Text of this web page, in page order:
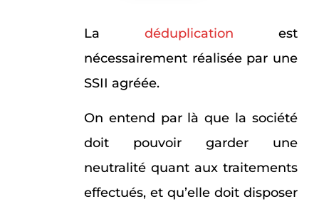
La déduplication est
nécessairement réalisée par une
SSII agréée.
On entend par là que la société
doit pouvoir garder une
neutralité quant aux traitements
effectués, et qu’elle doit disposer